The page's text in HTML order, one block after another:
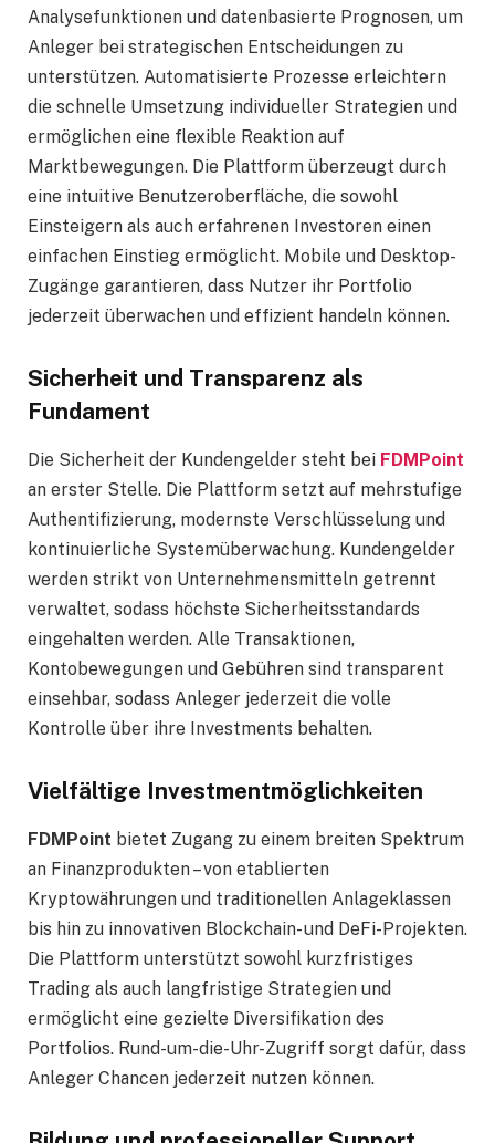
Analysefunktionen und datenbasierte Prognosen, um
Anleger bei strategischen Entscheidungen zu
unterstützen. Automatisierte Prozesse erleichtern
die schnelle Umsetzung individueller Strategien und
ermöglichen eine flexible Reaktion auf
Marktbewegungen. Die Plattform überzeugt durch
eine intuitive Benutzeroberfläche, die sowohl
Einsteigern als auch erfahrenen Investoren einen
einfachen Einstieg ermöglicht. Mobile und Desktop-
Zugänge garantieren, dass Nutzer ihr Portfolio
jederzeit überwachen und effizient handeln können.
Sicherheit und Transparenz als
Fundament
Die Sicherheit der Kundengelder steht bei FDMPoint
an erster Stelle. Die Plattform setzt auf mehrstufige
Authentifizierung, modernste Verschlüsselung und
kontinuierliche Systemüberwachung. Kundengelder
werden strikt von Unternehmensmitteln getrennt
verwaltet, sodass höchste Sicherheitsstandards
eingehalten werden. Alle Transaktionen,
Kontobewegungen und Gebühren sind transparent
einsehbar, sodass Anleger jederzeit die volle
Kontrolle über ihre Investments behalten.
Vielfältige Investmentmöglichkeiten
FDMPoint bietet Zugang zu einem breiten Spektrum
an Finanzprodukten – von etablierten
Kryptowährungen und traditionellen Anlageklassen
bis hin zu innovativen Blockchain- und DeFi-Projekten.
Die Plattform unterstützt sowohl kurzfristiges
Trading als auch langfristige Strategien und
ermöglicht eine gezielte Diversifikation des
Portfolios. Rund-um-die-Uhr-Zugriff sorgt dafür, dass
Anleger Chancen jederzeit nutzen können.